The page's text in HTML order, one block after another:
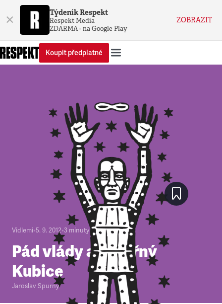
× Týdeník Respekt
Respekt Media
ZDARMA - na Google Play
ZOBRAZIT
Koupit předplatné
Vidlemi•5. 9. 2012•3 minuty
Pád vlády a zákeřný
Kubice
Jaroslav Spurný